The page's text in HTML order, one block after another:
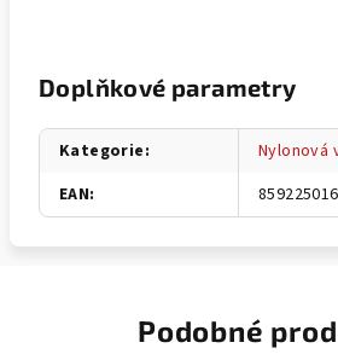
Doplňkové parametry
Kategorie:
Nylonová
EAN:
Podobné